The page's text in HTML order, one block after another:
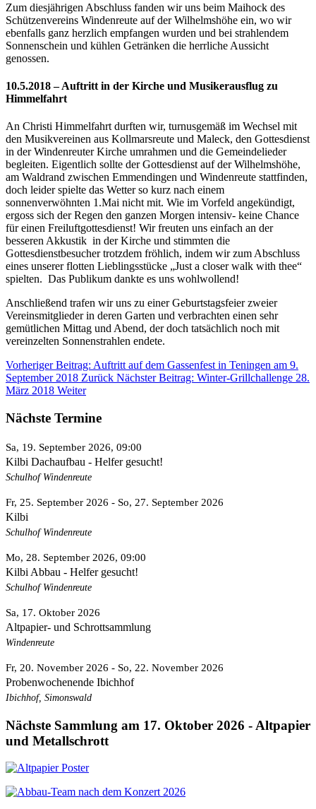
Zum diesjährigen Abschluss fanden wir uns beim Maihock des
Schützenvereins Windenreute auf der Wilhelmshöhe ein, wo wir
ebenfalls ganz herzlich empfangen wurden und bei strahlendem
Sonnenschein und kühlen Getränken die herrliche Aussicht
genossen.
10.5.2018 – Auftritt in der Kirche und Musikerausflug zu
Himmelfahrt
An Christi Himmelfahrt durften wir, turnusgemäß im Wechsel mit
den Musikvereinen aus Kollmarsreute und Maleck, den Gottesdienst
in der Windenreuter Kirche umrahmen und die Gemeindelieder
begleiten. Eigentlich sollte der Gottesdienst auf der Wilhelmshöhe,
am Waldrand zwischen Emmendingen und Windenreute stattfinden,
doch leider spielte das Wetter so kurz nach einem
sonnenverwöhnten 1.Mai nicht mit. Wie im Vorfeld angekündigt,
ergoss sich der Regen den ganzen Morgen intensiv- keine Chance
für einen Freiluftgottesdienst! Wir freuten uns einfach an der
besseren Akkustik in der Kirche und stimmten die
Gottesdienstbesucher trotzdem fröhlich, indem wir zum Abschluss
eines unserer flotten Lieblingsstücke „Just a closer walk with thee“
spielten. Das Publikum dankte es uns wohlwollend!
Anschließend trafen wir uns zu einer Geburtstagsfeier zweier
Vereinsmitglieder in deren Garten und verbrachten einen sehr
gemütlichen Mittag und Abend, der doch tatsächlich noch mit
vereinzelten Sonnenstrahlen endete.
Vorheriger Beitrag: Auftritt auf dem Gassenfest in Teningen am 9.
September 2018 Zurück Nächster Beitrag: Winter-Grillchallenge 28.
März 2018 Weiter
Nächste Termine
Sa, 19. September 2026, 09:00
Kilbi Dachaufbau - Helfer gesucht!
Schulhof Windenreute
Fr, 25. September 2026 - So, 27. September 2026
Kilbi
Schulhof Windenreute
Mo, 28. September 2026, 09:00
Kilbi Abbau - Helfer gesucht!
Schulhof Windenreute
Sa, 17. Oktober 2026
Altpapier- und Schrottsammlung
Windenreute
Fr, 20. November 2026 - So, 22. November 2026
Probenwochenende Ibichhof
Ibichhof, Simonswald
Nächste Sammlung am 17. Oktober 2026 - Altpapier
und Metallschrott